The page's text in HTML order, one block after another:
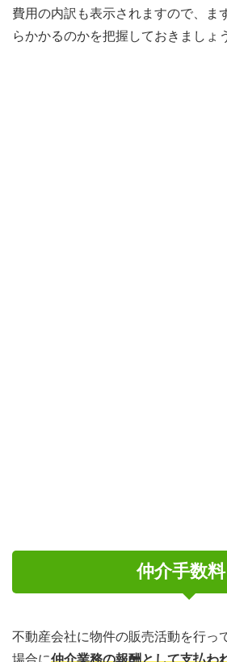
費用の内訳も表示されますので、ま
らかかるのかを把握しておきましょ
仲介手数料
不動産会社に物件の販売活動を行っ